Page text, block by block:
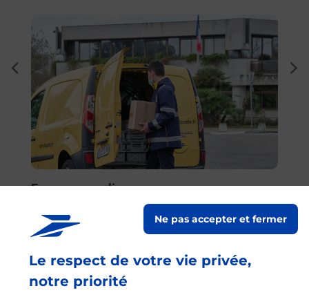
Le respect de votre vie privée,
notre priorité
Ne pas accepter et fermer
par
En savoir plus
Envoyer un colis
Vous souhaitez envoyer un colis depuis :
MARSEILLE L ESTAQUE (13016) ? Découvrez
En savoir plus